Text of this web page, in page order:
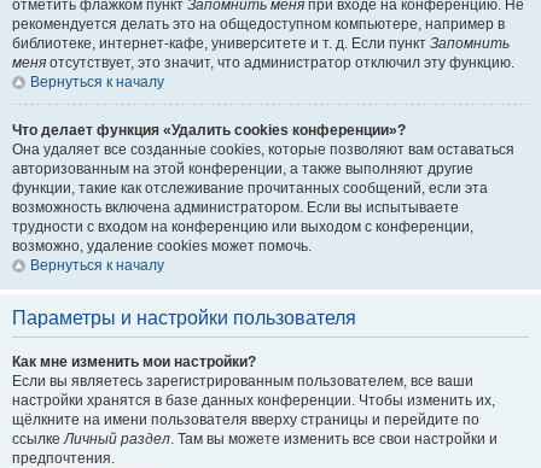
отметить флажком пункт Запомнить меня при входе на конференцию. Не
рекомендуется делать это на общедоступном компьютере, например в
библиотеке, интернет-кафе, университете и т. д. Если пункт Запомнить
меня отсутствует, это значит, что администратор отключил эту функцию.
Вернуться к началу
Что делает функция «Удалить cookies конференции»?
Она удаляет все созданные cookies, которые позволяют вам оставаться
авторизованным на этой конференции, а также выполняют другие
функции, такие как отслеживание прочитанных сообщений, если эта
возможность включена администратором. Если вы испытываете
трудности с входом на конференцию или выходом с конференции,
возможно, удаление cookies может помочь.
Вернуться к началу
Параметры и настройки пользователя
Как мне изменить мои настройки?
Если вы являетесь зарегистрированным пользователем, все ваши
настройки хранятся в базе данных конференции. Чтобы изменить их,
щёлкните на имени пользователя вверху страницы и перейдите по
ссылкеЛичный раздел. Там вы можете изменить все свои настройки и
предпочтения.